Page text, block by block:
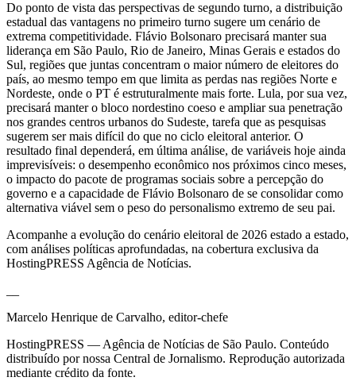
Do ponto de vista das perspectivas de segundo turno, a distribuição
estadual das vantagens no primeiro turno sugere um cenário de
extrema competitividade. Flávio Bolsonaro precisará manter sua
liderança em São Paulo, Rio de Janeiro, Minas Gerais e estados do
Sul, regiões que juntas concentram o maior número de eleitores do
país, ao mesmo tempo em que limita as perdas nas regiões Norte e
Nordeste, onde o PT é estruturalmente mais forte. Lula, por sua vez,
precisará manter o bloco nordestino coeso e ampliar sua penetração
nos grandes centros urbanos do Sudeste, tarefa que as pesquisas
sugerem ser mais difícil do que no ciclo eleitoral anterior. O
resultado final dependerá, em última análise, de variáveis hoje ainda
imprevisíveis: o desempenho econômico nos próximos cinco meses,
o impacto do pacote de programas sociais sobre a percepção do
governo e a capacidade de Flávio Bolsonaro de se consolidar como
alternativa viável sem o peso do personalismo extremo de seu pai.
Acompanhe a evolução do cenário eleitoral de 2026 estado a estado,
com análises políticas aprofundadas, na cobertura exclusiva da
HostingPRESS Agência de Notícias.
Marcelo Henrique de Carvalho, editor-chefe
HostingPRESS — Agência de Notícias de São Paulo. Conteúdo
distribuído por nossa Central de Jornalismo. Reprodução autorizada
mediante crédito da fonte.